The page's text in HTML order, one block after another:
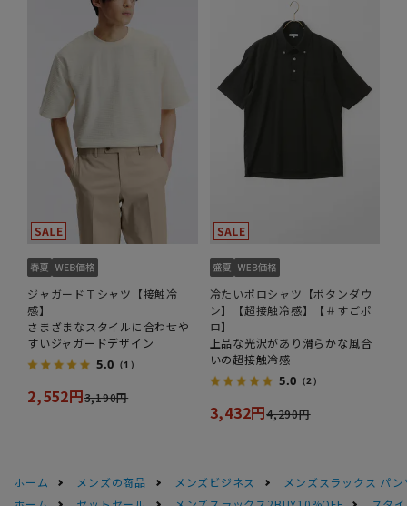
ジャガードＴシャツ【接触冷
感】
さまざまなスタイルに合わせや
すいジャガードデザイン
5.0 （1）
2,552円3,190円
冷たいポロシャツ【ボタンダウ
ン】【超接触冷感】【＃すごポ
ロ】
上品な光沢があり滑らかな風合
いの超接触冷感
5.0 （2）
3,432円4,290円
ホーム メンズの商品 メンズビジネス
メンズスラックス パン